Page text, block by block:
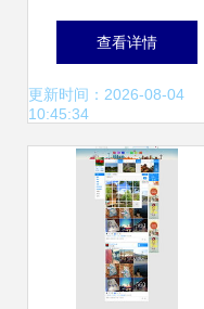
图的核心要素与视
觉策略
查看详情
更新时间：2026-08-04
10:45:34